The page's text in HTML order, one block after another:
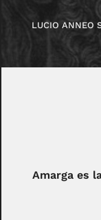
LUCIO ANNEO
Amarga es